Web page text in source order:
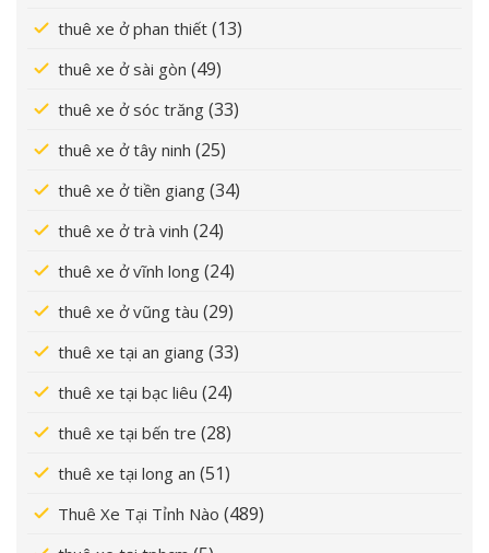
thuê xe ở phan thiết (13)
thuê xe ở sài gòn (49)
thuê xe ở sóc trăng (33)
thuê xe ở tây ninh (25)
thuê xe ở tiền giang (34)
thuê xe ở trà vinh (24)
thuê xe ở vĩnh long (24)
thuê xe ở vũng tàu (29)
thuê xe tại an giang (33)
thuê xe tại bạc liêu (24)
thuê xe tại bến tre (28)
thuê xe tại long an (51)
Thuê Xe Tại Tỉnh Nào (489)